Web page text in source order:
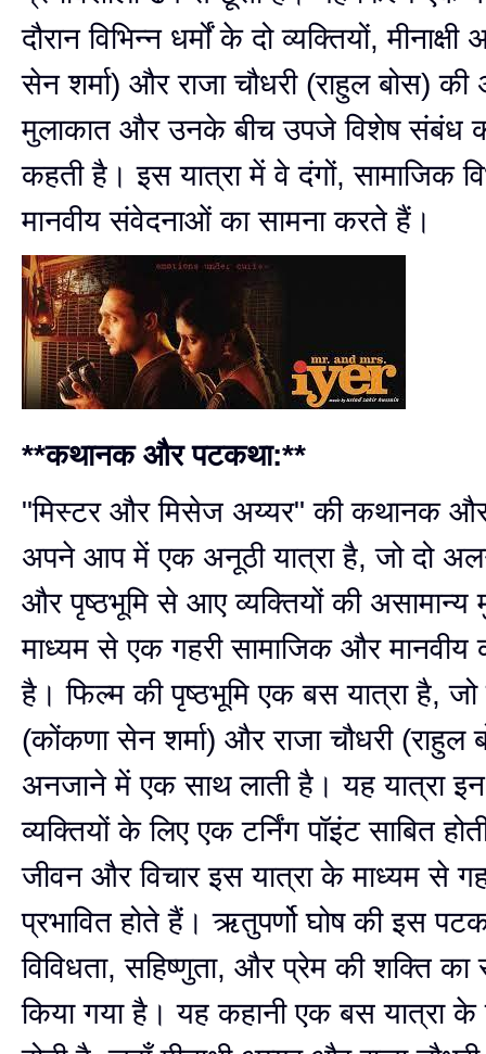
दौरान विभिन्न धर्मों के दो व्यक्तियों,
सेन शर्मा) और राजा चौधरी (राहुल बोस) की
मुलाकात और उनके बीच उपजे विशेष संबंध
कहती है। इस यात्रा में वे दंगों, सामाजिक
मानवीय संवेदनाओं का सामना करते हैं।
**कथानक और पटकथा:**
"मिस्टर और मिसेज अय्यर" की कथानक
अपने आप में एक अनूठी यात्रा है, जो दो
और पृष्ठभूमि से आए व्यक्तियों की असामान्य
माध्यम से एक गहरी सामाजिक और मानवीय
है। फिल्म की पृष्ठभूमि एक बस यात्रा है, जो
(कोंकणा सेन शर्मा) और राजा चौधरी (राहुल
अनजाने में एक साथ लाती है। यह यात्रा इन
व्यक्तियों के लिए एक टर्निंग पॉइंट साबित
जीवन और विचार इस यात्रा के माध्यम से
प्रभावित होते हैं। ऋतुपर्णो घोष की इस
विविधता, सहिष्णुता, और प्रेम की शक्ति
किया गया है। यह कहानी एक बस यात्रा के